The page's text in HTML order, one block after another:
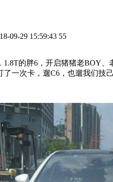
09-29 15:59:43 55
的胖6，开启猪猪老BOY
一次卡，遛C6，也遛我们技己